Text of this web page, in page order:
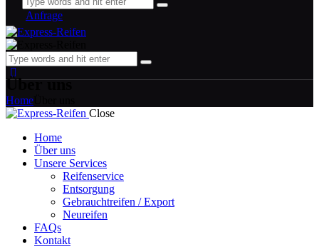
Anfrage
Über uns
Home
Close
Home
Über uns
Unsere Services
Reifenservice
Entsorgung
Gebrauchtreifen / Export
Neureifen
FAQs
Kontakt